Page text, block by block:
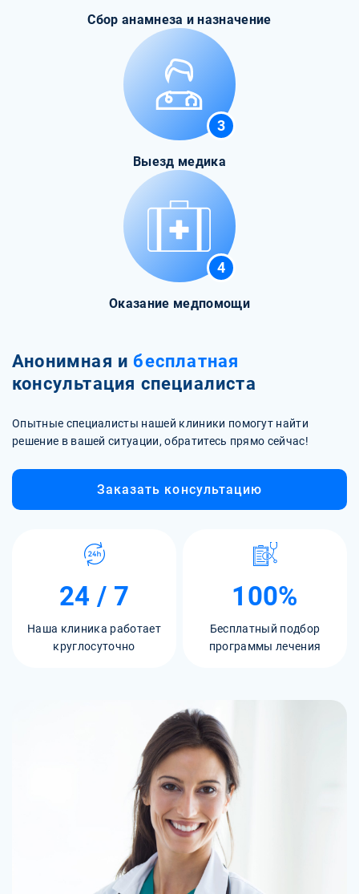
Сбор анамнеза и назначение
3
Выезд медика
4
Оказание медпомощи
Анонимная и бесплатная
консультация специалиста
Опытные специалисты нашей клиники помогут найти
решение в вашей ситуации, обратитесь прямо сейчас!
Заказать консультацию
24 / 7
Наша клиника работает
круглосуточно
100%
Бесплатный подбор
программы лечения